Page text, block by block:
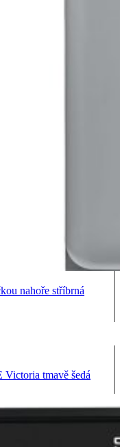
nahoře stříbrná
tmavě šedá